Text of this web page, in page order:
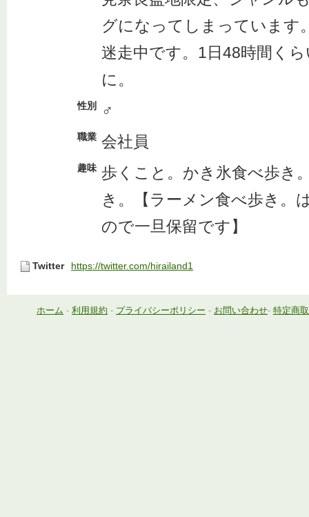
グになってしまっています
迷走中です。1日48時間く
に。
性別 ♂
職業 会社員
趣味 歩くこと。かき氷食べ歩き
き。【ラーメン食べ歩き。
ので一旦保留です】
Twitter https://twitter.com/hirailand1
ホーム - 利用規約 - プライバシーポリシー - お問い合わせ- 特定商